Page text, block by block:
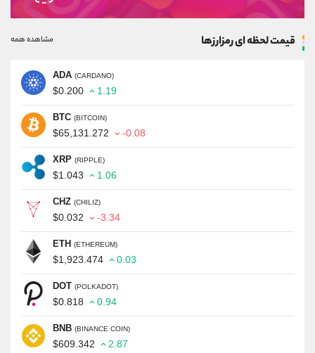
قیمت لحظه ای رمزارزها مشاهده همه
ADA (CARDANO)
$0.200 1.19
BTC (BITCOIN)
$65,131.272 -0.08
XRP (RIPPLE)
$1.043 1.06
CHZ (CHILIZ)
$0.032 -3.34
ETH (ETHEREUM)
$1,923.474 0.03
DOT (POLKADOT)
$0.818 0.94
BNB (BINANCE COIN)
$609.342 2.87